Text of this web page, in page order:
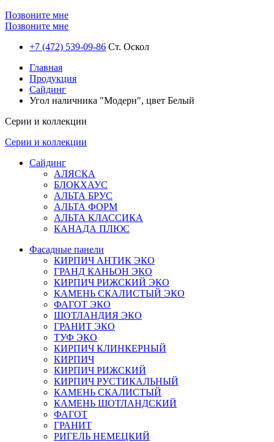
Позвоните мне
Позвоните мне
+7 (472) 539-09-86 Ст. Оскол
Главная
Продукция
Сайдинг
Угол наличника "Модерн", цвет Белый
Серии и коллекции
Серии и коллекции
Сайдинг
АЛЯСКА
БЛОКХАУС
АЛЬТА БРУС
АЛЬТА ФОРМ
АЛЬТА КЛАССИКА
КАНАДА ПЛЮС
Фасадные панели
КИРПИЧ АНТИК ЭКО
ГРАНД КАНЬОН ЭКО
КИРПИЧ РИЖСКИЙ ЭКО
КАМЕНЬ СКАЛИСТЫЙ ЭКО
ФАГОТ ЭКО
ШОТЛАНДИЯ ЭКО
ГРАНИТ ЭКО
ТУФ ЭКО
КИРПИЧ КЛИНКЕРНЫЙ
КИРПИЧ
КИРПИЧ РИЖСКИЙ
КИРПИЧ РУСТИКАЛЬНЫЙ
КАМЕНЬ СКАЛИСТЫЙ
КАМЕНЬ ШОТЛАНДСКИЙ
ФАГОТ
ГРАНИТ
РИГЕЛЬ НЕМЕЦКИЙ